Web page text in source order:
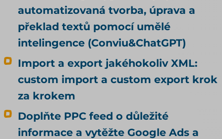
automatizovaná tvorba, úprava a
překlad textů pomocí umělé
intelingence (Conviu&ChatGPT)
Import a export jakéhokoliv XML:
custom import a custom export krok
za krokem
Doplňte PPC feed o důležité
informace a vytěžte Google Ads a